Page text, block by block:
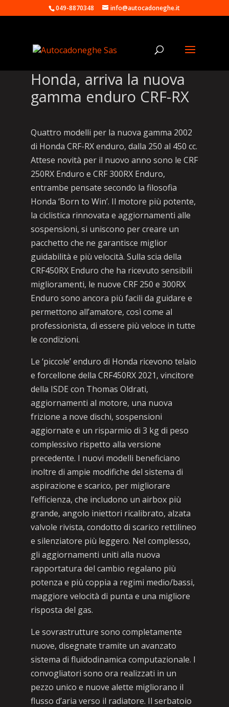
049-8870348 info@autocadoneghe.it
Honda, arriva la nuova
gamma enduro CRF-RX
Quattro modelli per la nuova gamma 2002
di Honda CRF-RX enduro, dalla 250 al 450 cc.
Attese novità per il nuovo anno sono le CRF
250RX Enduro e CRF 300RX Enduro,
entrambe pensate secondo la filosofia
Honda ‘Born to Win’. Il motore più potente,
la ciclistica rinnovata e aggiornamenti alle
sospensioni, si uniscono per creare un
pacchetto che ne garantisce miglior
guidabilità e più velocità. Sulla scia della
CRF450RX Enduro che ha ricevuto sensibili
miglioramenti, le nuove CRF 250 e 300RX
Enduro sono ancora più facili da guidare e
permettono all’amatore, così come al
professionista, di essere più veloce in tutte
le condizioni.
Le ‘piccole’ enduro di Honda ricevono telaio
e forcellone della CRF450RX 2021, vincitore
della ISDE con Thomas Oldrati,
aggiornamenti al motore, una nuova
frizione a nove dischi, sospensioni
aggiornate e un risparmio di 3 kg di peso
complessivo rispetto alla versione
precedente. I nuovi modelli beneficiano
inoltre di ampie modifiche del sistema di
aspirazione e scarico, per migliorare
l’efficienza, che includono un airbox più
grande, angolo iniettori ricalibrato, alzata
valvole rivista, condotto di scarico rettilineo
e silenziatore più leggero. Nel complesso,
gli aggiornamenti uniti alla nuova
rapportatura del cambio regalano più
potenza e più coppia a regimi medio/bassi,
maggiore velocità di punta e una migliore
risposta del gas.
Le sovrastrutture sono completamente
nuove, disegnate tramite un avanzato
sistema di fluidodinamica computazionale. I
convogliatori sono ora realizzati in un
pezzo unico e nuove alette migliorano il
flusso d’aria verso il radiatore. Il serbatoio